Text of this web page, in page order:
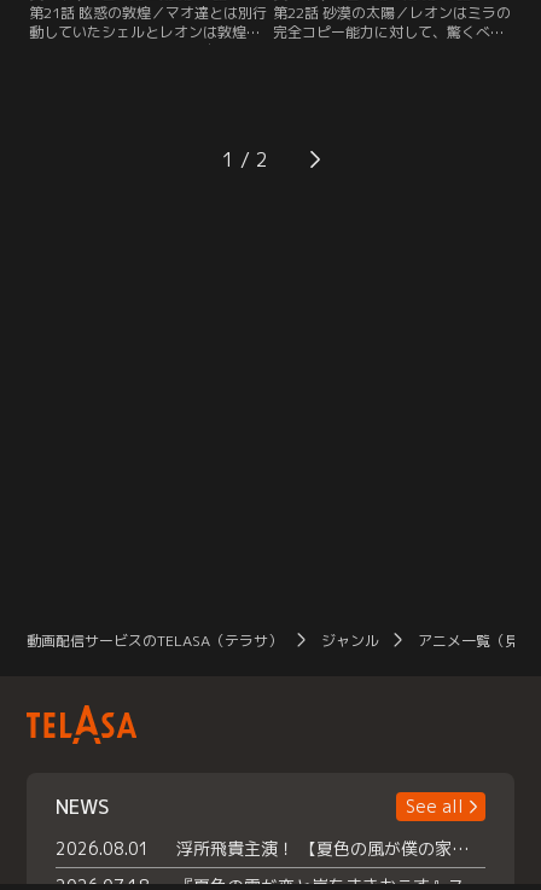
第21話 眩惑の敦煌／マオ達とは別行
動していたシェルとレオンは敦煌
へ。シェルは砂漠で倒れた自分を救
とになったシェル、ミラの超人的な
能力を破る術はあるのか！？【提
第22話 砂漠の太陽／レオンはミラの
完全コピー能力に対して、驚くべき
頭“入雲龍”カイユと対峙するのであ
った。【提供：バンダイチャンネ
1
動画配信サービスのTELASA（テラサ） ジャンル アニメ一覧（見放
NEWS
See all
2026.08.01
浮所飛貴主演！ 【夏色の風が僕の家にやってきた】 本日よりテラサで独占配信スタート！